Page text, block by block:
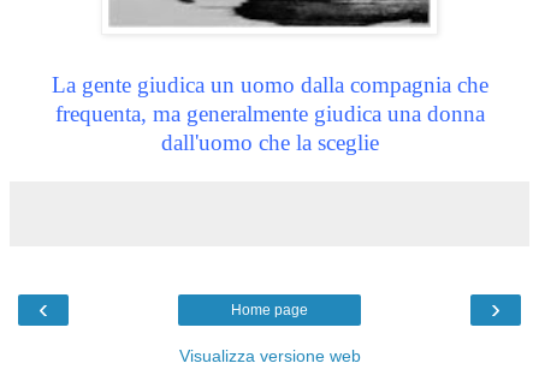
La gente giudica un uomo dalla compagnia che
frequenta, ma generalmente giudica una donna
dall'uomo che la sceglie
‹ ›
Home page
Visualizza versione web